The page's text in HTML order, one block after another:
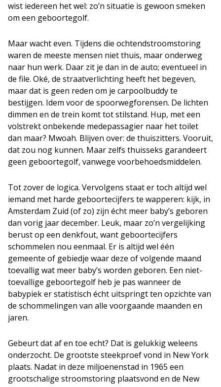
wist iedereen het wel: zo’n situatie is gewoon smeken
om een geboortegolf.
Maar wacht even. Tijdens die ochtendstroomstoring
waren de meeste mensen niet thuis, maar onderweg
naar hun werk. Daar zit je dan in de auto; eventueel in
de file. Oké, de straatverlichting heeft het begeven,
maar dat is geen reden om je carpoolbuddy te
bestijgen. Idem voor de spoorwegforensen. De lichten
dimmen en de trein komt tot stilstand. Hup, met een
volstrekt onbekende medepassagier naar het toilet
dan maar? Mwoah. Blijven over: de thuiszitters. Vooruit,
dat zou nog kunnen. Maar zelfs thuisseks garandeert
geen geboortegolf, vanwege voorbehoedsmiddelen.
Tot zover de logica. Vervolgens staat er toch altijd wel
iemand met harde geboortecijfers te wapperen: kijk, in
Amsterdam Zuid (of zo) zijn écht meer baby’s geboren
dan vorig jaar december. Leuk, maar zo’n vergelijking
berust op een denkfout, want geboortecijfers
schommelen nou eenmaal. Er is altijd wel één
gemeente of gebiedje waar deze of volgende maand
toevallig wat meer baby’s worden geboren. Een niet-
toevallige geboortegolf heb je pas wanneer de
babypiek er statistisch écht uitspringt ten opzichte van
de schommelingen van alle voorgaande maanden en
jaren.
Gebeurt dat af en toe echt? Dat is gelukkig weleens
onderzocht. De grootste steekproef vond in New York
plaats. Nadat in deze miljoenenstad in 1965 een
grootschalige stroomstoring plaatsvond en de New